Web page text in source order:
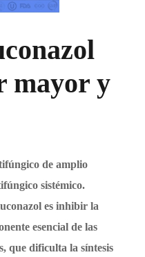
mayor y
de amplio
sistémico.
es inhibir la
esencial de las
que dificulta la síntesis